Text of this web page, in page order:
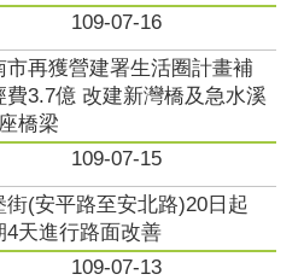
109-07-16
市再獲營建署生活圈計畫補
費3.7億 改建新灣橋及急水溪
橋梁
109-07-15
街(安平路至安北路)20日起
4天進行路面改善
109-07-13